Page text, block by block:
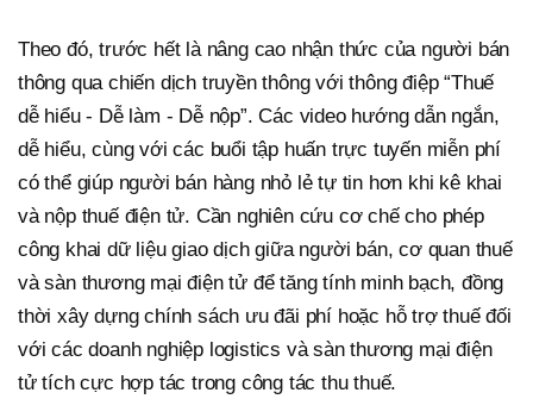
Theo đó, trước hết là nâng cao nhận thức của người bán
thông qua chiến dịch truyền thông với thông điệp “Thuế
dễ hiểu - Dễ làm - Dễ nộp”. Các video hướng dẫn ngắn,
dễ hiểu, cùng với các buổi tập huấn trực tuyến miễn phí
có thể giúp người bán hàng nhỏ lẻ tự tin hơn khi kê khai
và nộp thuế điện tử. Cần nghiên cứu cơ chế cho phép
công khai dữ liệu giao dịch giữa người bán, cơ quan thuế
và sàn thương mại điện tử để tăng tính minh bạch, đồng
thời xây dựng chính sách ưu đãi phí hoặc hỗ trợ thuế đối
với các doanh nghiệp logistics và sàn thương mại điện
tử tích cực hợp tác trong công tác thu thuế.